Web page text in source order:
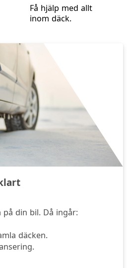
Få hjälp med allt
inom däck.
din bil. Då ingår:
däcken.